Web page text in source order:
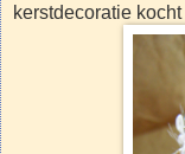
kerstdecoratie